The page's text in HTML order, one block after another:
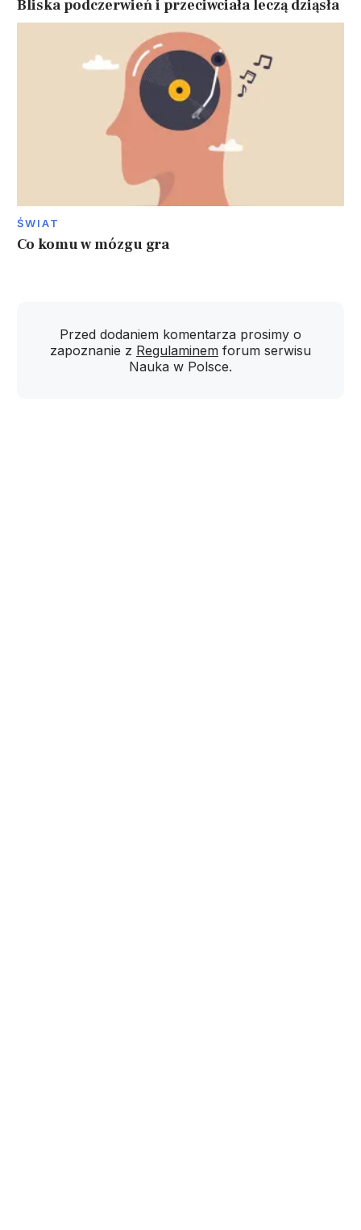
Bliska podczerwień i przeciwciała leczą dziąsła
ŚWIAT
Co komu w mózgu gra
Przed dodaniem komentarza prosimy o
zapoznanie z Regulaminem forum serwisu
Nauka w Polsce.